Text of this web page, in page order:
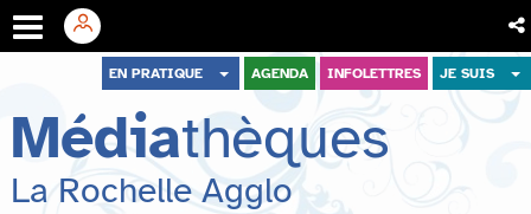
menu
contenu
recherche
EN PRATIQUE AGENDA INFOLETTRES JE SUIS
Médiathèques
La Rochelle Agglo